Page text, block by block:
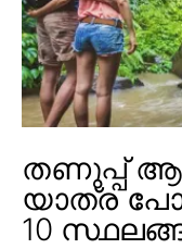
തണുപ്പ്
യാത്ര
10